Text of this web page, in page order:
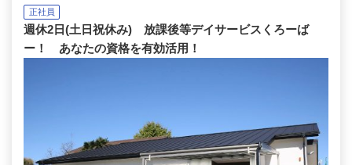
正社員
週休2日(土日祝休み) 放課後等デイサービスくろーば
ー！ あなたの資格を有効活用！